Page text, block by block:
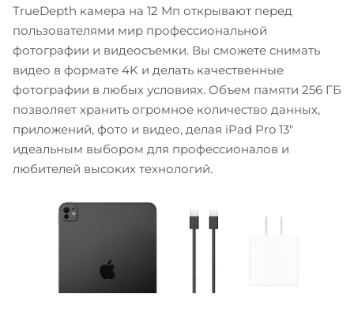
TrueDepth камера на 12 Мп открывают перед
пользователями мир профессиональной
фотографии и видеосъемки. Вы сможете снимать
видео в формате 4K и делать качественные
фотографии в любых условиях. Объем памяти 256 ГБ
позволяет хранить огромное количество данных,
приложений, фото и видео, делая iPad Pro 13"
идеальным выбором для профессионалов и
любителей высоких технологий.